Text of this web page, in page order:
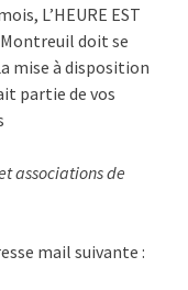
L’HEURE EST
Montreuil doit se
mise à disposition
partie de vos
associations de
mail suivante :